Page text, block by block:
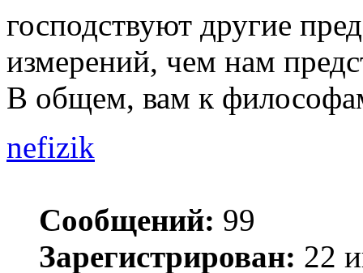
господствуют другие
измерений, чем нам
В общем, вам к
nefizik
Сообщений: 99
Зарегистрирован: 22